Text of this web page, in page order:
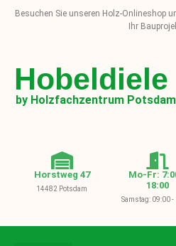
Besuchen Sie unseren Holz-Onlineshop
Ihr
Hobeldiele
by Holzfachzentrum Potsdam
Horstweg 47
14482 Potsdam
Mo-Fr:
18:00
Samstag: 09:00 -